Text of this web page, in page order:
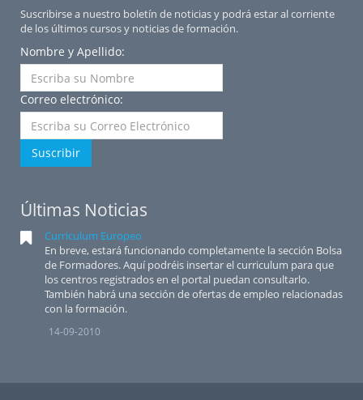
Suscribirse a nuestro boletín de noticias y podrá estar al corriente
de los últimos cursos y noticias de formación.
Nombre y Apellido:
Correo electrónico:
Suscribir
Últimas Noticias
Curriculum Europeo
En breve, estará funcionando completamente la sección Bolsa
de Formadores. Aquí podréis insertar el curriculum para que
los centros registrados en el portal puedan consultarlo.
También habrá una sección de ofertas de empleo relacionadas
con la formación.
14-09-2010